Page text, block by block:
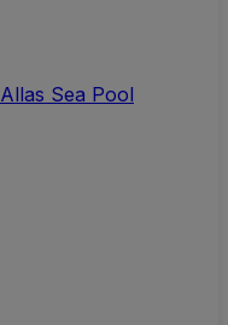
Allas Sea Pool